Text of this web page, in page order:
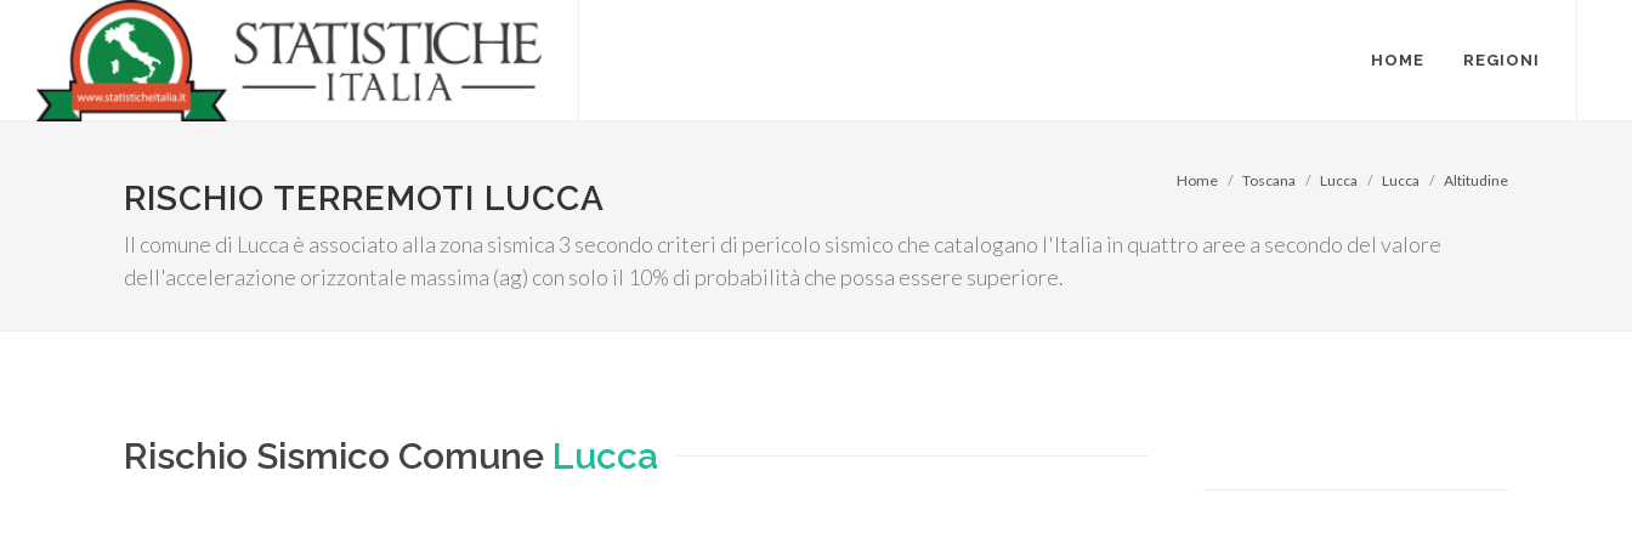
HOME REGIONI
RISCHIO TERREMOTI LUCCA
Il comune di Lucca è associato alla zona sismica 3 secondo criteri di pericolo sismico che catalogano l'Italia in quattro aree a secondo del valore
dell'accelerazione orizzontale massima (ag) con solo il 10% di probabilità che possa essere superiore.
Home Toscana Lucca Lucca Altitudine
Rischio Sismico Comune Lucca